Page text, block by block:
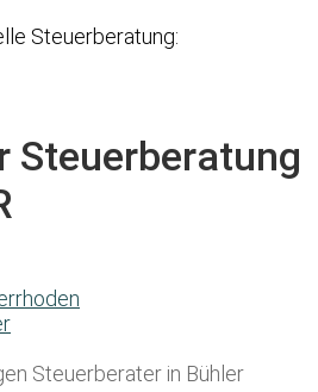
Steuerberatung:
Steuerberatung
Steuerberater in Bühler